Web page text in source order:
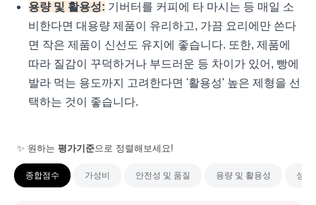
용량 및 활용성: 기버터를 커피에 타 마시는 등 매일 소
비한다면 대용량 제품이 유리하고, 가끔 요리에만 쓴다
면 작은 제품이 신선도 유지에 좋습니다. 또한, 제품에
따라 질감이 꾸덕하거나 부드러운 등 차이가 있어, 빵에
발라 먹는 용도까지 고려한다면 '활용성' 높은 제형을 선
택하는 것이 좋습니다.
✨ 원하는 평가기준으로 정렬해보세요!
종합점수 가성비 안전성 및 품질 용량 및 활용성 성분